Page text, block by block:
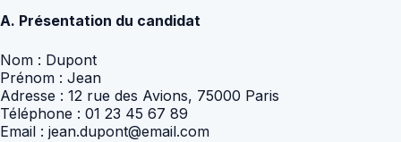
A. Présentation du candidat
Nom : Dupont
Prénom : Jean
Adresse : 12 rue des Avions, 75000 Paris
Téléphone : 01 23 45 67 89
Email : jean.dupont@email.com